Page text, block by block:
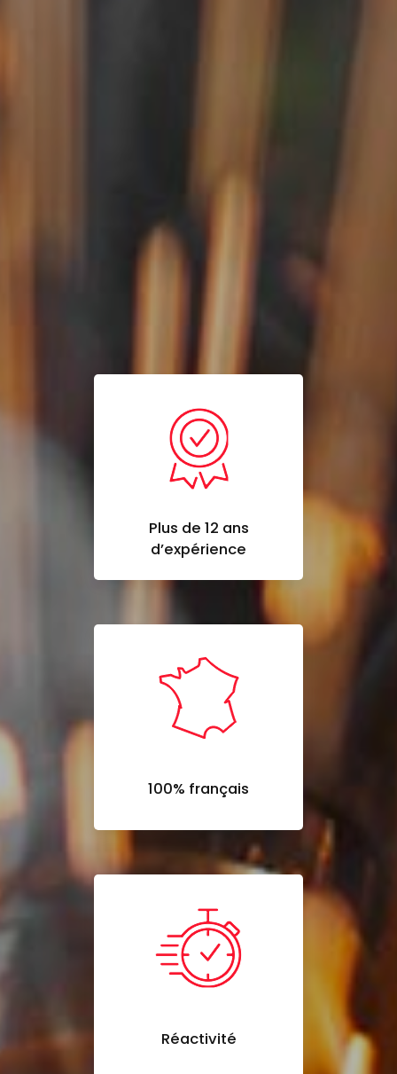
Plus de 12 ans
d’expérience
100% français
Réactivité